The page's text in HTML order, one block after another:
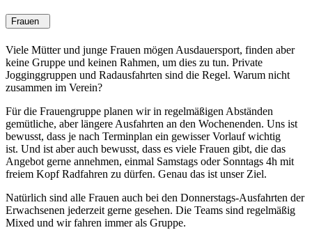
Frauen
Viele Mütter und junge Frauen mögen Ausdauersport, finden aber
keine Gruppe und keinen Rahmen, um dies zu tun. Private
Jogginggruppen und Radausfahrten sind die Regel. Warum nicht
zusammen im Verein?
Für die Frauengruppe planen wir in regelmäßigen Abständen
gemütliche, aber längere Ausfahrten an den Wochenenden. Uns ist
bewusst, dass je nach Terminplan ein gewisser Vorlauf wichtig
ist. Und ist aber auch bewusst, dass es viele Frauen gibt, die das
Angebot gerne annehmen, einmal Samstags oder Sonntags 4h mit
freiem Kopf Radfahren zu dürfen. Genau das ist unser Ziel.
Natürlich sind alle Frauen auch bei den Donnerstags-Ausfahrten der
Erwachsenen jederzeit gerne gesehen. Die Teams sind regelmäßig
Mixed und wir fahren immer als Gruppe.